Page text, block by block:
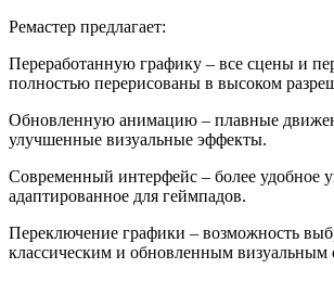
Ремастер предлагает:
Переработанную графику – все сцены и
полностью перерисованы в высоком
Обновленную анимацию – плавные
улучшенные визуальные эффекты.
Современный интерфейс – более удобное
адаптированное для геймпадов.
Переключение графики – возможность
классическим и обновленным визуальным